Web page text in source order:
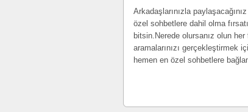
Arkadaşlarınızla
özel sohbetlere dahil olma
bitsin.Nerede olursanız olun
aramalarınızı gerçekleştirmek
hemen en özel sohbetlere